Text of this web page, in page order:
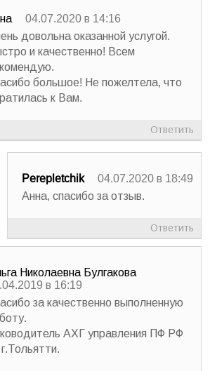
04.07.2020 в 14:16
довольна оказанной услугой.
и качественно! Всем
большое! Не пожелтела, что
к Вам.
Ответить
Perepletchik
04.07.2020 в 18:49
Анна, спасибо за отзыв.
Ответить
Николаевна Булгакова
в 16:19
за качественно выполненную
АХГ управления ПФ РФ